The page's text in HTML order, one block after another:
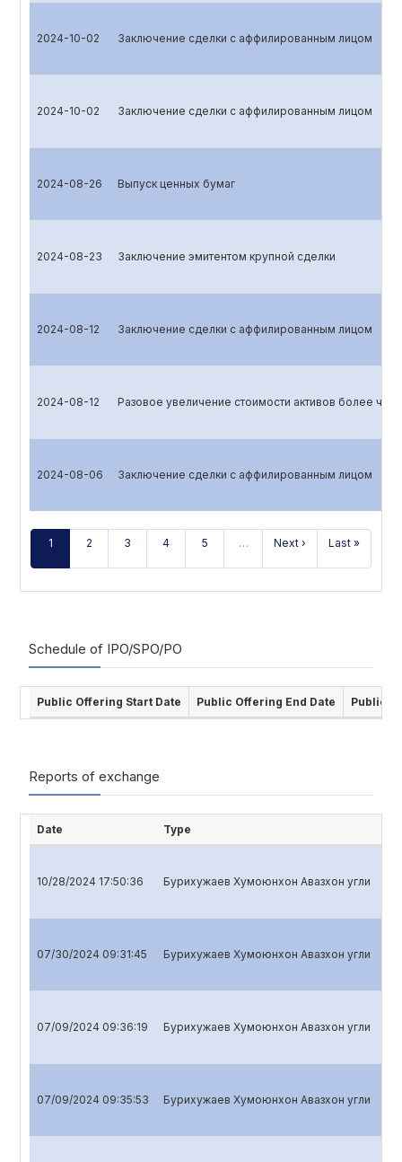
2024-10-02 Заключение сделки с аффилированным лицом
2024-10-02 Заключение сделки с аффилированным лицом
2024-08-26 Выпуск ценных бумаг
2024-08-23 Заключение эмитентом крупной сделки
2024-08-12 Заключение сделки с аффилированным лицом
2024-08-12 Разовое увеличение стоимости активов более чем
2024-08-06 Заключение сделки с аффилированным лицом
1 2 3 4 5 … Next › Last »
Schedule of IPO/SPO/PO
Public Offering Start Date Public Offering End Date Public
Reports of exchange
Date Type
10/28/2024 17:50:36 Бурихужаев Хумоюнхон Авазхон угли
07/30/2024 09:31:45 Бурихужаев Хумоюнхон Авазхон угли
07/09/2024 09:36:19 Бурихужаев Хумоюнхон Авазхон угли
07/09/2024 09:35:53 Бурихужаев Хумоюнхон Авазхон угли